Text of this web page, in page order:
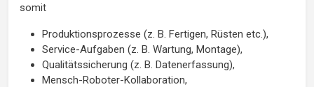
somit
Produktionsprozesse (z. B. Fertigen, Rüsten etc.),
Service-Aufgaben (z. B. Wartung, Montage),
Qualitätssicherung (z. B. Datenerfassung),
Mensch-Roboter-Kollaboration,